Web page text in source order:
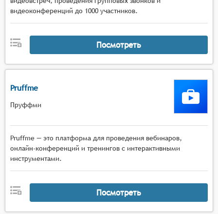
видеоконференций до 1000 участников.
Посмотреть
Pruffme
Пруффми
Pruffme — это платформа для проведения вебинаров,
онлайн-конференций и тренингов с интерактивными
инструментами.
Посмотреть